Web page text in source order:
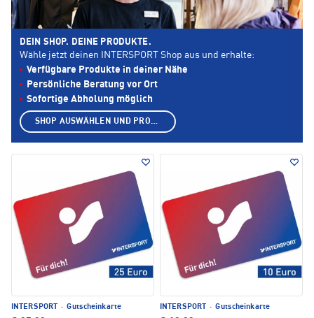
INTERSPORT · Gutscheinkarte INTERSPORT · Gutscheinkarte
DEIN SHOP. DEINE PRODUKTE.
Wähle jetzt deinen INTERSPORT Shop aus und erhalte:
Verfügbare Produkte in deiner Nähe
Persönliche Beratung vor Ort
Sofortige Abholung möglich
SHOP AUSWÄHLEN UND PRODUKTE ANZEIGEN